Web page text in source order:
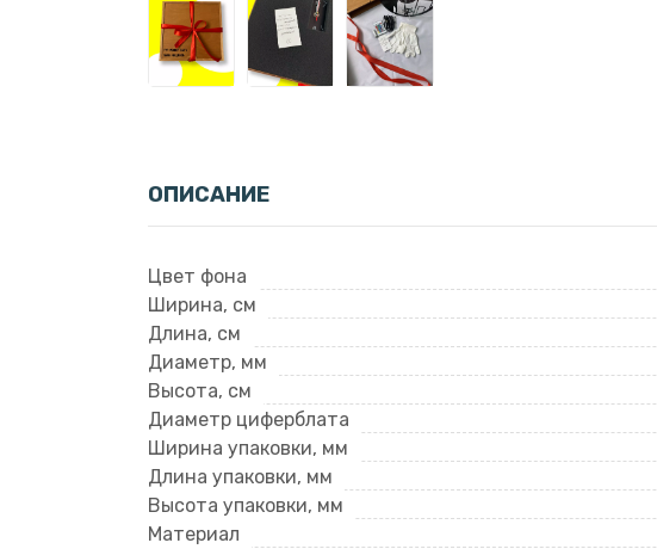
ОПИСАНИЕ
Цвет фона
Ширина, см
Длина, см
Диаметр, мм
Высота, см
Диаметр циферблата
Ширина упаковки, мм
Длина упаковки, мм
Высота упаковки, мм
Материал